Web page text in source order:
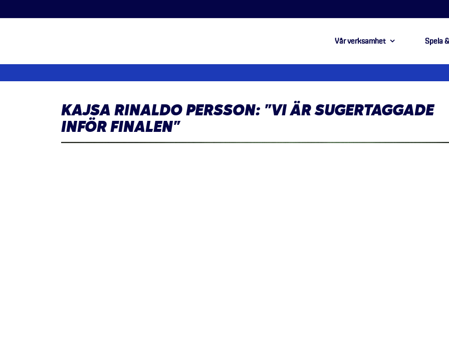
till
Vår verksamhet Spela
KAJSA RINALDO PERSSON: ”VI ÄR SUGERTAGGADE
INFÖR FINALEN”